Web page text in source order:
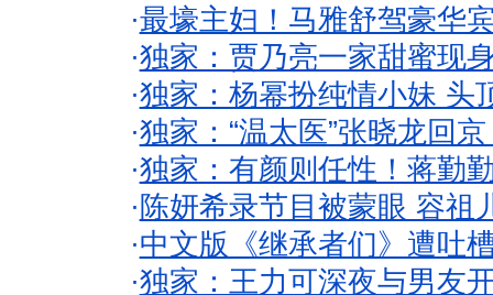
·最壕主妇！马雅舒驾豪华
·独家：贾乃亮一家甜蜜现
·独家：杨幂扮纯情小妹 头
·独家：“温太医”张晓龙回
·独家：有颜则任性！蒋勤
· 陈妍希录节目被蒙眼 容祖
·中文版《继承者们》遭吐
·独家：王力可深夜与男友